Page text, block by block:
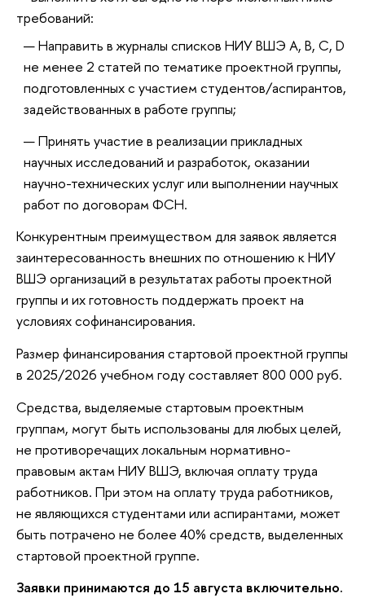
требований:
Направить в журналы списков НИУ ВШЭ A, B, C, D
не менее 2 статей по тематике проектной группы,
подготовленных с участием студентов/аспирантов,
задействованных в работе группы;
Принять участие в реализации прикладных
научных исследований и разработок, оказании
научно-технических услуг или выполнении научных
работ по договорам ФСН.
Конкурентным преимуществом для заявок является
заинтересованность внешних по отношению к НИУ
ВШЭ организаций в результатах работы проектной
группы и их готовность поддержать проект на
условиях софинансирования.
Размер финансирования стартовой проектной группы
в 2025/2026 учебном году составляет 800 000 руб.
Средства, выделяемые стартовым проектным
группам, могут быть использованы для любых целей,
не противоречащих локальным нормативно-
правовым актам НИУ ВШЭ, включая оплату труда
работников. При этом на оплату труда работников,
не являющихся студентами или аспирантами, может
быть потрачено не более 40% средств, выделенных
стартовой проектной группе.
Заявки принимаются до 15 августа включительно.